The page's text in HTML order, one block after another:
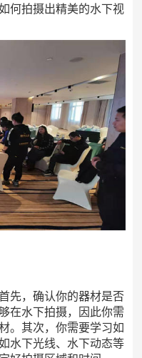
何拍摄出精美的水下视
先，确认你的器材是否
在水下拍摄，因此你需
。其次，你需要学习如
水下光线、水下动态等